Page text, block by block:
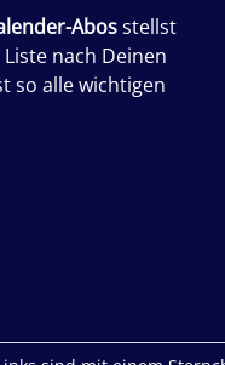
Abosstellst
nach Deinen
so alle wichtigen